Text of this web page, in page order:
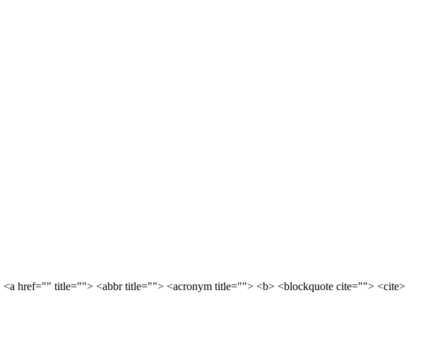
<a href="" title=""> <abbr title=""> <acronym title=""> <b> <blockquote cite=""> <cite>